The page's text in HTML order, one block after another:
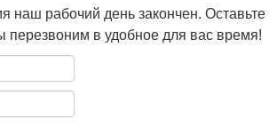
наш рабочий день закончен. Оставьте
перезвоним в удобное для вас время!